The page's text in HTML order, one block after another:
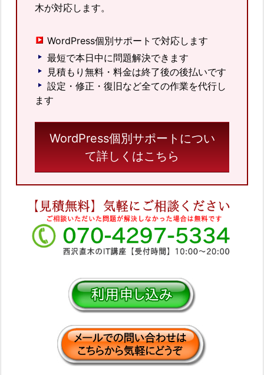
木が対応します。
WordPress個別サポートで対応します
最短で本日中に問題解決できます
見積もり無料・料金は終了後の後払いです
設定・修正・復旧など全ての作業を代行し
ます
WordPress個別サポートについ
て詳しくはこちら